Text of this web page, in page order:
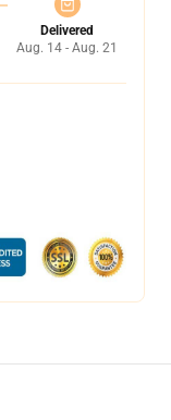
Delivered
Aug. 14 - Aug. 21